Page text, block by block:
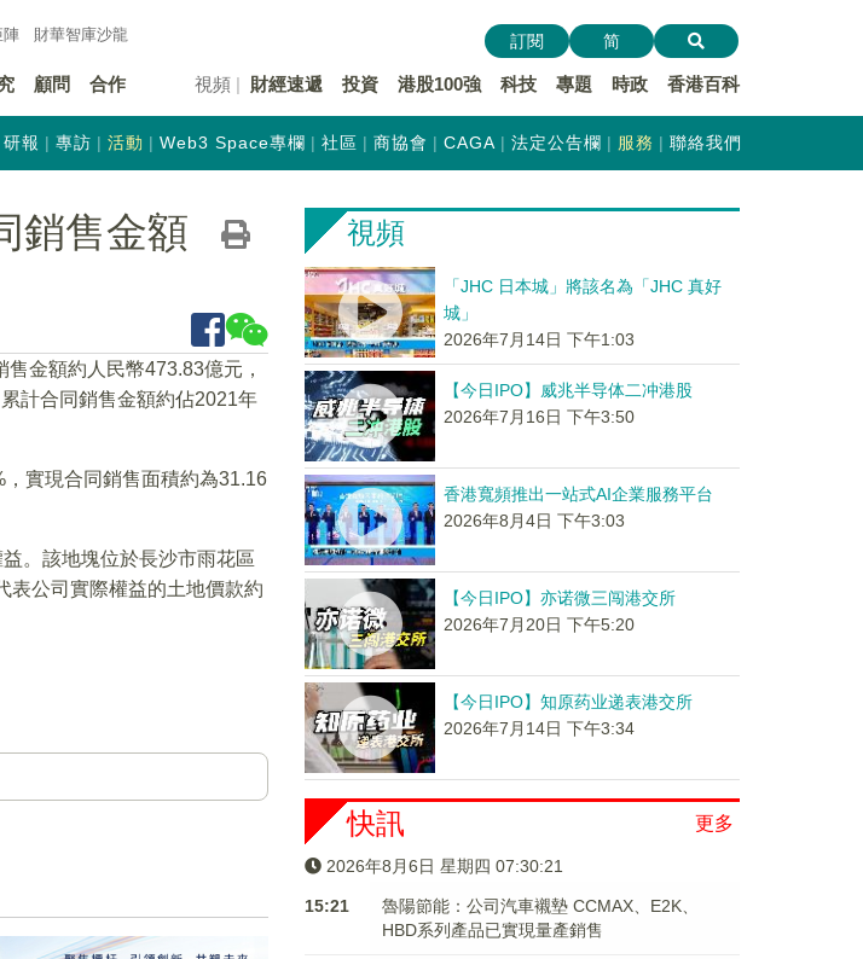
陣 財華智庫沙龍
顧問 合作 視頻 財經速遞 投資 港股100強 科技 專題 時政 香港百科
訂閱 简
研報 專訪 活動 Web3 Space專欄 社區 商協會 CAGA 法定公告欄 服務 聯絡我們
銷售金額
金額約人民幣473.83億元，
計合同銷售金額約佔2021年
實現合同銷售面積約為31.16
。該地塊位於長沙市雨花區
表公司實際權益的土地價款約
視頻
「JHC 日本城」將該名為「JHC 真好
城」
2026年7月14日 下午1:03
【今日IPO】威兆半导体二冲港股
2026年7月16日 下午3:50
香港寬頻推出一站式AI企業服務平台
2026年8月4日 下午3:03
【今日IPO】亦诺微三闯港交所
2026年7月20日 下午5:20
【今日IPO】知原药业递表港交所
2026年7月14日 下午3:34
更多
快訊
2026年8月6日 星期四 07:30:21
15:21
魯陽節能：公司汽車襯墊 CCMAX、E2K、
HBD系列產品已實現量產銷售